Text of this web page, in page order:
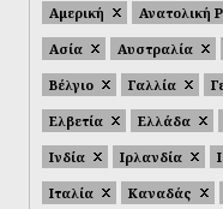
Αμερική Ανατολική
Ασία
Αυστραλία
Βέλγιο
Γαλλία
Ελβετία
Ελλάδα
Ινδία
Ιρλανδία
Ιταλία
Καναδάς